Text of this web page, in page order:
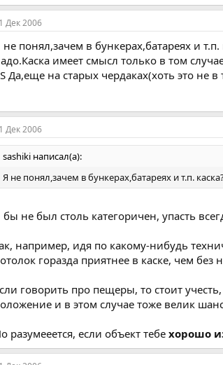
Дек 2006
не понял,зачем в бункерах,батареях и
имеет смысл только в том
Да,еще на старых чердаках(хоть это не
Дек 2006
sashiki написал(а):
Я не понял,зачем в бункерах,батареях и т.п.
бы не был столь категоричен, упасть
например, идя по какому-нибудь
горазда приятнее в каске, чем без
говорить про пещеры, то стоит
и в этом случае тоже велик
разумееется, если объект тебе хорошо